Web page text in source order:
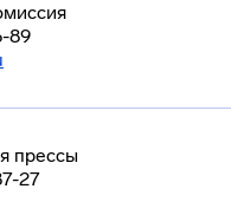
89
прессы
27